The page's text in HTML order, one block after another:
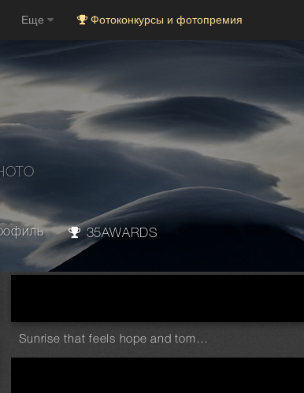
Еще Фотоконкурсы и фотопремия
35AWARDS
Sunrise that feels hope and tomorrow